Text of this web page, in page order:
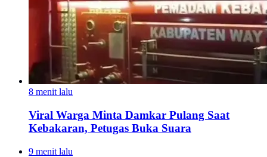
8 menit lalu
Viral Warga Minta Damkar Pulang Saat
Kebakaran, Petugas Buka Suara
9 menit lalu